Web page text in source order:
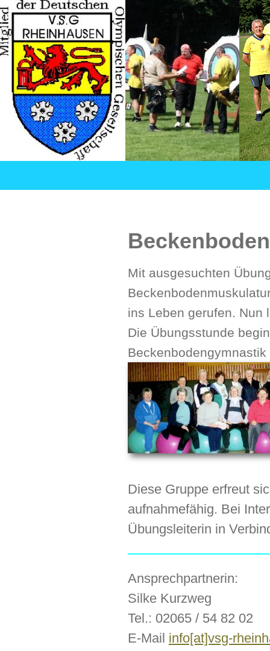
Mit ausgesuchten
ins Leben gerufen. Nun
Die Übungsstunde
Diese Gruppe erfreut
aufnahmefähig. Bei
Übungsleiterin in
Ansprechpartnerin:
Silke Kurzweg
Tel.: 02065 / 54 82 02
E-Mail info[at]vsg-